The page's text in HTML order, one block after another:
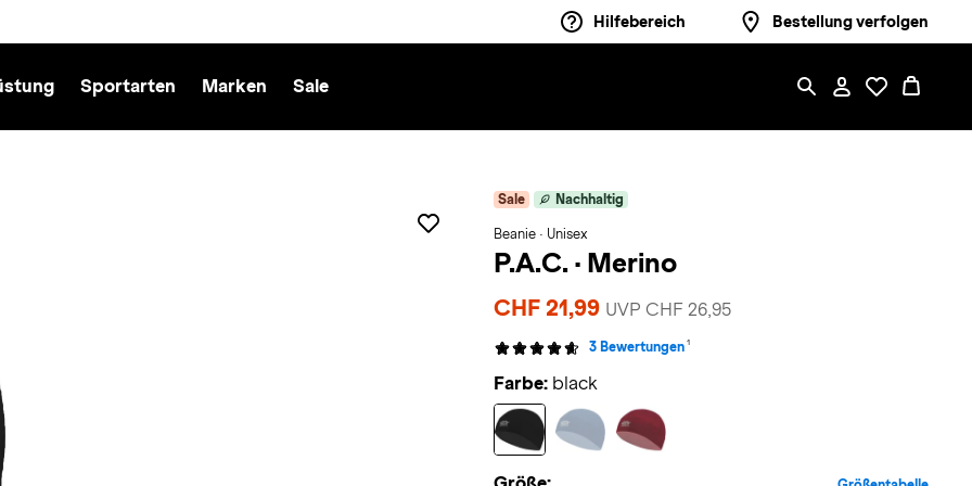
Hilfebereich Bestellung verfolgen
Sportarten Marken Sale
Sale Nachhaltig
Beanie · Unisex
P.A.C. · Merino
CHF 21,99 UVP CHF 26,95
3 Bewertungen 1
Farbe: black